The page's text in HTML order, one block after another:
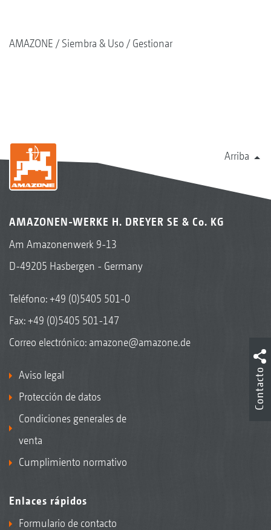
AMAZONE Siembra & Uso Gestionar
Arriba
AMAZONEN-WERKE H. DREYER SE & Co. KG
Am Amazonenwerk 9-13
D-49205 Hasbergen - Germany
Teléfono:+49 (0)5405 501-0
Fax: +49 (0)5405 501-147
Correo electrónico: amazone@amazone.de
Aviso legal
Protección de datos
Condiciones generales de
venta
Cumplimiento normativo
Enlaces rápidos
Formulario de contacto
Contacto